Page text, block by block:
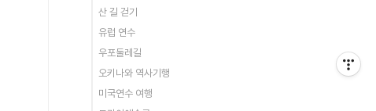
산 길 걷기
유럽 연수
우포둘레길
오키나와 역사기행
미국연수 여행